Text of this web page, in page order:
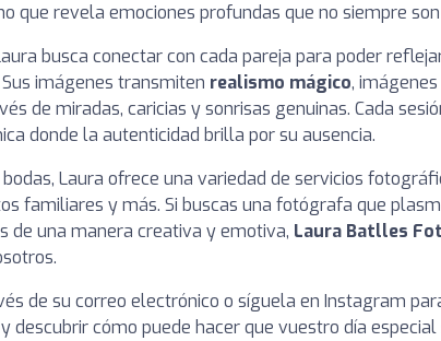
que revela emociones profundas que no siempre
busca conectar con cada pareja para poder
imágenes transmiten realismo mágico,
de miradas, caricias y sonrisas genuinas. Cada
donde la autenticidad brilla por su ausencia.
Laura ofrece una variedad de servicios
familiares y más. Si buscas una fotógrafa que
de una manera creativa y emotiva, Laura Batlles
de su correo electrónico o síguela en Instagram
descubrir cómo puede hacer que vuestro día especial